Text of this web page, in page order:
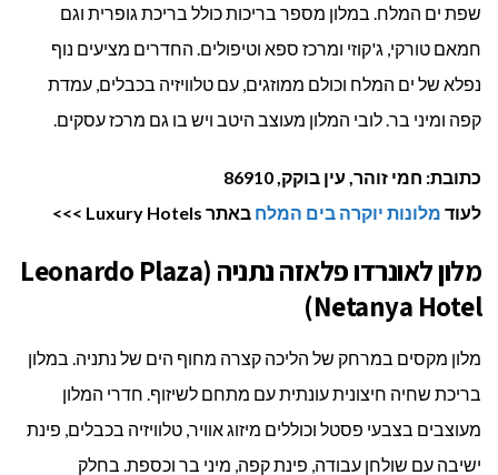
שפת ים המלח. במלון מספר בריכות כולל בריכת גופרית וגם
חמאם טורקי, ג'קוזי ומרכז ספא וטיפולים. החדרים מציעים נוף
נפלא של ים המלח וכולם ממוזגים, עם טלוויזיה בכבלים, עמדת
קפה ומיני בר. לובי המלון מעוצב היטב ויש בו גם מרכז עסקים.
כתובת: חמי זוהר, עין בוקק, 86910
לעוד מלונות יוקרה בים המלח באתר Luxury Hotels >>>
מלון לאונרדו פלאזה נתניה (Leonardo Plaza
Netanya Hotel)
מלון מקסים במרחק של הליכה קצרה מחוף הים של נתניה. במלון
בריכת שחיה חיצונית עונתית עם מתחם לשיזוף. חדרי המלון
מעוצבים בצבעי פסטל וכוללים מיזוג אוויר, טלוויזיה בכבלים, פינת
ישיבה עם שולחן עבודה, פינת קפה, מיני בר וכספת. בחלק